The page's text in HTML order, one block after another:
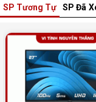
SP Tương Tự SP Đã